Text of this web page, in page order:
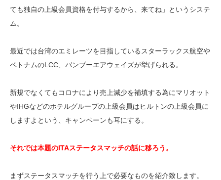
ても独自の上級会員資格を付与するから、来てね」というシステ
ム。
最近では台湾のエミレーツを目指しているスターラックス航空や
ベトナムのLCC、バンブーエアウェイズが挙げられる。
新規でなくてもコロナにより売上減少を補填する為にマリオット
やIHGなどのホテルグループの上級会員はヒルトンの上級会員に
しますよという、キャンペーンも耳にする。
それでは本題のITAステータスマッチの話に移ろう。
まずステータスマッチを行う上で必要なものを紹介致します。